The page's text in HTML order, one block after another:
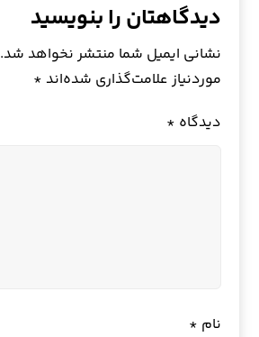
دیدگاهتان را بنویسید
نشانی ایمیل شما منتشر نخواهد شد.
موردنیاز علامت‌گذاری شده‌اند *
دیدگاه *
نام *